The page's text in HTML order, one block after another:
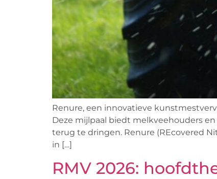
Renure, een innovatieve
Deze mijlpaal biedt melkveehouders
terug te dringen. Renure (REcovered
in […]
RMV 2026: